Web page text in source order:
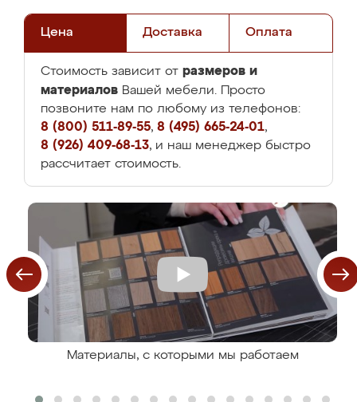
Цена Доставка Оплата
Стоимость зависит от размеров и
материалов Вашей мебели. Просто
позвоните нам по любому из телефонов:
8 (800) 511-89-55, 8 (495) 665-24-01,
8 (926) 409-68-13, и наш менеджер быстро
рассчитает стоимость.
Материалы, с которыми мы работаем